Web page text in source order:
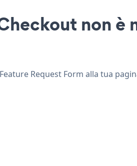
non è
Request Form alla tua